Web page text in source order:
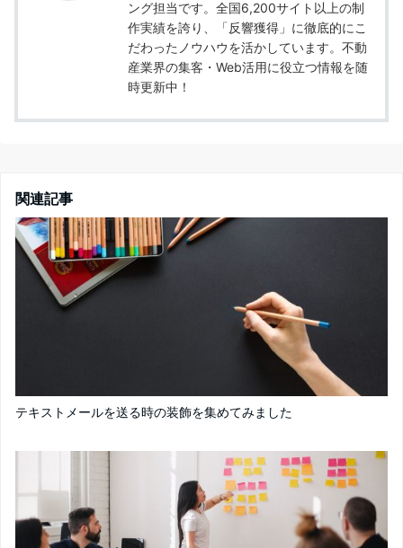
ング担当です。全国6,200サイト以上の制
作実績を誇り、「反響獲得」に徹底的にこ
だわったノウハウを活かしています。不動
産業界の集客・Web活用に役立つ情報を随
時更新中！
関連記事
テキストメールを送る時の装飾を集めてみました